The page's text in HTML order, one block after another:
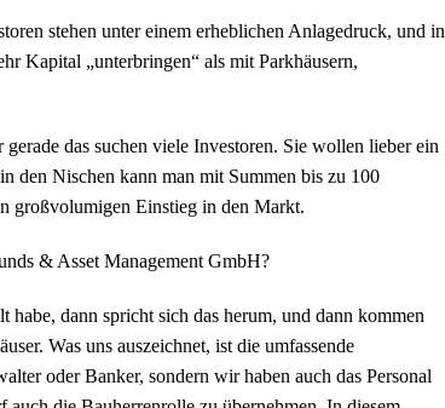
stehen unter einem erheblichen Anlagedruck, und in
Kapital „unterbringen“ als mit Parkhäusern,
das suchen viele Investoren. Sie wollen lieber ein
den Nischen kann man mit Summen bis zu 100
großvolumigen Einstieg in den Markt.
& Asset Management GmbH?
dann spricht sich das herum, und dann kommen
Was uns auszeichnet, ist die umfassende
oder Banker, sondern wir haben auch das Personal